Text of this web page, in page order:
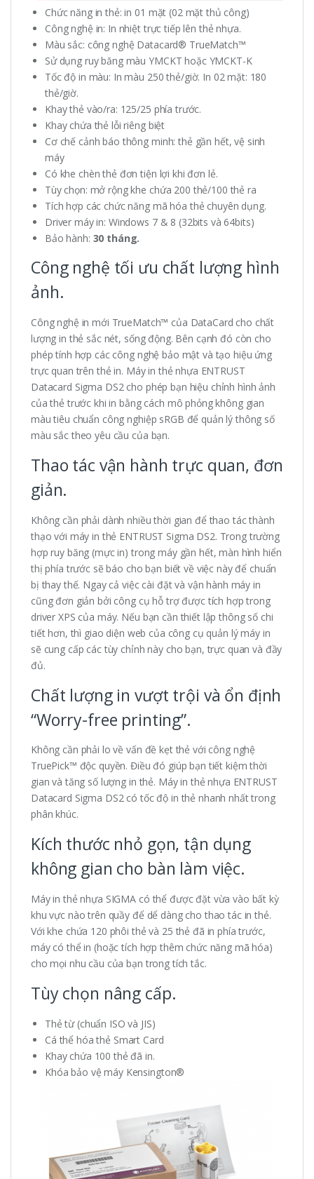
Chức năng in thẻ: in 01 mặt (02 mặt thủ công)
Công nghệ in: In nhiệt trực tiếp lên thẻ nhựa.
Màu sắc: công nghệ Datacard® TrueMatch™
Sử dụng ruy băng màu YMCKT hoặc YMCKT-K
Tốc độ in màu: In màu 250 thẻ/giờ. In 02 mặt: 180
thẻ/giờ.
Khay thẻ vào/ra: 125/25 phía trước.
Khay chứa thẻ lỗi riêng biệt
Cơ chế cảnh báo thông minh: thẻ gần hết, vệ sinh
máy
Có khe chèn thẻ đơn tiện lợi khi đơn lẻ.
Tùy chọn: mở rộng khe chứa 200 thẻ/100 thẻ ra
Tích hợp các chức năng mã hóa thẻ chuyên dụng.
Driver máy in: Windows 7 & 8 (32bits và 64bits)
Bảo hành: 30 tháng.
Công nghệ tối ưu chất lượng hình
ảnh.
Công nghệ in mới TrueMatch™ của DataCard cho chất
lượng in thẻ sắc nét, sống động. Bên cạnh đó còn cho
phép tính hợp các công nghệ bảo mật và tạo hiệu ứng
trực quan trên thẻ in. Máy in thẻ nhựa ENTRUST
Datacard Sigma DS2 cho phép bạn hiệu chỉnh hình ảnh
của thẻ trước khi in bằng cách mô phỏng không gian
màu tiêu chuẩn công nghiệp sRGB để quản lý thông số
màu sắc theo yêu cầu của bạn.
Thao tác vận hành trực quan, đơn
giản.
Không cần phải dành nhiều thời gian để thao tác thành
thạo với máy in thẻ ENTRUST Sigma DS2. Trong trường
hợp ruy băng (mực in) trong máy gần hết, màn hình hiển
thị phía trước sẽ báo cho bạn biết về việc này để chuẩn
bị thay thế. Ngay cả việc cài đặt và vận hành máy in
cũng đơn giản bởi công cụ hỗ trợ được tích hợp trong
driver XPS của máy. Nếu bạn cần thiết lập thông số chi
tiết hơn, thì giao diện web của công cụ quản lý máy in
sẽ cung cấp các tùy chỉnh này cho bạn, trực quan và đầy
đủ.
Chất lượng in vượt trội và ổn định
“Worry-free printing”.
Không cần phải lo về vấn đề kẹt thẻ với công nghệ
TruePick™ độc quyền. Điều đó giúp bạn tiết kiệm thời
gian và tăng số lượng in thẻ. Máy in thẻ nhựa ENTRUST
Datacard Sigma DS2 có tốc độ in thẻ nhanh nhất trong
phân khúc.
Kích thước nhỏ gọn, tận dụng
không gian cho bàn làm việc.
Máy in thẻ nhựa SIGMA có thể được đặt vừa vào bất kỳ
khu vực nào trên quầy để dể dàng cho thao tác in thẻ.
Với khe chứa 120 phôi thẻ và 25 thẻ đã in phía trước,
máy có thể in (hoặc tích hợp thêm chức năng mã hóa)
cho mọi nhu cầu của bạn trong tích tắc.
Tùy chọn nâng cấp.
Thẻ từ (chuẩn ISO và JIS)
Cá thể hóa thẻ Smart Card
Khay chứa 100 thẻ đã in.
Khóa bảo vệ máy Kensington®